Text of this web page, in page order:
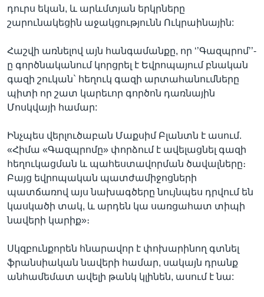
դուրս եկան, և արևմտյան երկրները
շարունակեցին աջակցությունն Ուկրաինային:
Հաշվի առնելով այն հանգամանքը, որ ‘’Գազպրոմ’’-
ը գործնականում կորցրել է Եվրոպայում բնական
գազի շուկան` հեղուկ գազի արտահանումները
պիտի որ շատ կարեւոր գործոն դառնային
Մոսկվայի համար:
Ինչպես վերլուծաբան Մաքսիմ Բլանտն է ասում.
«Հիմա «Գազպրոմը» փորձում է ավելացնել գազի
հեղուկացման և պահեստավորման ծավալները։
Բայց եվրոպական պատժամիջոցների
պատճառով այս նախագծերը նույնպես դրվում են
կասկածի տակ, և արդեն կա սառցահատ տիպի
նավերի կարիք»։
Սկզբունքորեն հնարավոր է փոխարինող գտնել
ֆրանսիական նավերի համար, սակայն դրանք
անհամեմատ ավելի թանկ կլինեն, ասում է նա: